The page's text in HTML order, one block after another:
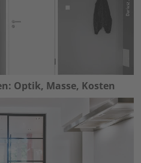
Optik, Masse, Kosten